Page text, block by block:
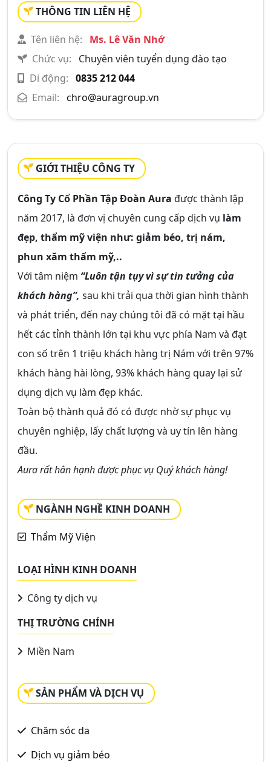
THÔNG TIN LIÊN HỆ
Tên liên hệ:
Ms. Lê Văn Nhớ
Chức vụ:
Chuyên viên tuyển dụng đào tạo
Di động: 0835 212 044
Email: chro@auragroup.vn
GIỚI THIỆU CÔNG TY
Công Ty Cổ Phần Tập Đoàn Aura được thành lập
năm 2017, là đơn vị chuyên cung cấp dịch vụ làm
đẹp, thẩm mỹ viện như: giảm béo, trị nám,
phun xăm thẩm mỹ,..
Với tâm niệm “Luôn tận tụy vì sự tin tưởng của
khách hàng”, sau khi trải qua thời gian hình thành
và phát triển, đến nay chúng tôi đã có mặt tại hầu
hết các tỉnh thành lớn tại khu vực phía Nam và đạt
con số trên 1 triệu khách hàng trị Nám với trên 97%
khách hàng hài lòng, 93% khách hàng quay lại sử
dụng dịch vụ làm đẹp khác.
Toàn bộ thành quả đó có được nhờ sự phục vụ
chuyên nghiệp, lấy chất lượng và uy tín lên hàng
đầu.
Aura rất hân hạnh được phục vụ Quý khách hàng!
NGÀNH NGHỀ KINH DOANH
Thẩm Mỹ Viện
LOẠI HÌNH KINH DOANH
Công ty dịch vụ
THỊ TRƯỜNG CHÍNH
Miền Nam
SẢN PHẨM VÀ DỊCH VỤ
Chăm sóc da
Dịch vụ giảm béo